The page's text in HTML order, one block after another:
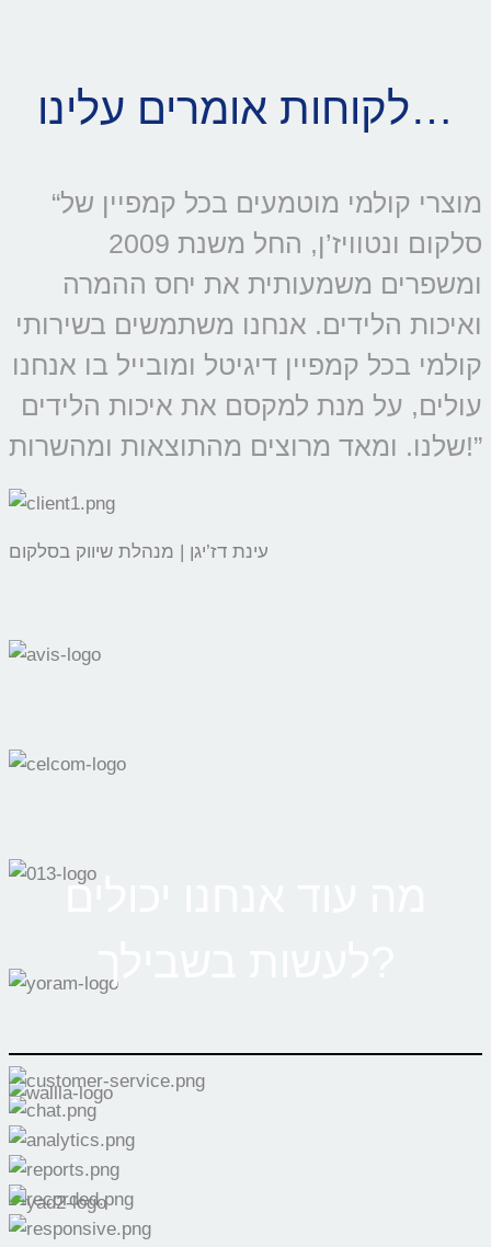
לקוחות אומרים עלינו…
“מוצרי קולמי מוטמעים בכל קמפיין של
סלקום ונטוויז’ן, החל משנת 2009
ומשפרים משמעותית את יחס ההמרה
ואיכות הלידים. אנחנו משתמשים בשירותי
קולמי בכל קמפיין דיגיטל ומובייל בו אנחנו
עולים, על מנת למקסם את איכות הלידים
שלנו. ומאד מרוצים מהתוצאות ומהשרות!”
עינת דז’יגן | מנהלת שיווק בסלקום
מה עוד אנחנו יכולים